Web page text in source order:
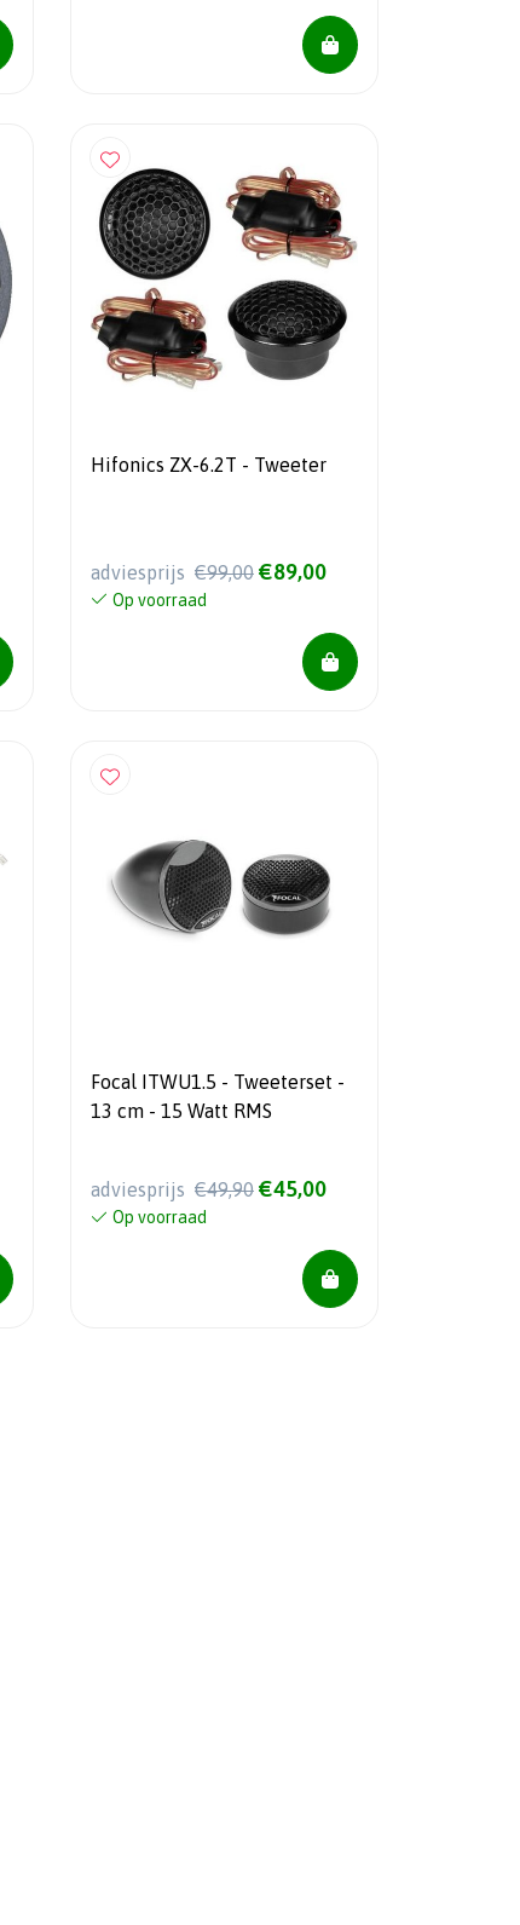
Hifonics ZX-6.2T - Tweeter
adviesprijs €99,00 €89,00
Op voorraad
Focal ITWU1.5 - Tweeterset -
13 cm - 15 Watt RMS
adviesprijs €49,90 €45,00
Op voorraad